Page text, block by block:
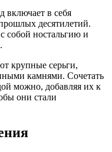
включает в себя
десятилетий.
собой ностальгию и
крупные серьги,
камнями. Сочетать
можно, добавляя их к
они стали